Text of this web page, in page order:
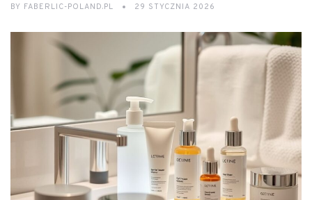
BY FABERLIC-POLAND.PL 29 STYCZNIA 2026